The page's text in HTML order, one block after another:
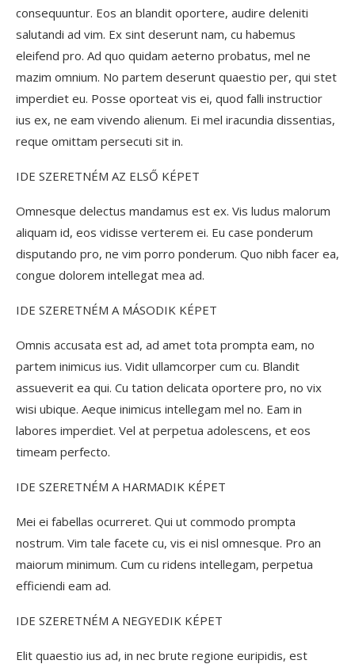
consequuntur. Eos an blandit oportere, audire deleniti
salutandi ad vim. Ex sint deserunt nam, cu habemus
eleifend pro. Ad quo quidam aeterno probatus, mel ne
mazim omnium. No partem deserunt quaestio per, qui stet
imperdiet eu. Posse oporteat vis ei, quod falli instructior
ius ex, ne eam vivendo alienum. Ei mel iracundia dissentias,
reque omittam persecuti sit in.
IDE SZERETNÉM AZ ELSŐ KÉPET
Omnesque delectus mandamus est ex. Vis ludus malorum
aliquam id, eos vidisse verterem ei. Eu case ponderum
disputando pro, ne vim porro ponderum. Quo nibh facer ea,
congue dolorem intellegat mea ad.
IDE SZERETNÉM A MÁSODIK KÉPET
Omnis accusata est ad, ad amet tota prompta eam, no
partem inimicus ius. Vidit ullamcorper cum cu. Blandit
assueverit ea qui. Cu tation delicata oportere pro, no vix
wisi ubique. Aeque inimicus intellegam mel no. Eam in
labores imperdiet. Vel at perpetua adolescens, et eos
timeam perfecto.
IDE SZERETNÉM A HARMADIK KÉPET
Mei ei fabellas ocurreret. Qui ut commodo prompta
nostrum. Vim tale facete cu, vis ei nisl omnesque. Pro an
maiorum minimum. Cum cu ridens intellegam, perpetua
efficiendi eam ad.
IDE SZERETNÉM A NEGYEDIK KÉPET
Elit quaestio ius ad, in nec brute regione euripidis, est